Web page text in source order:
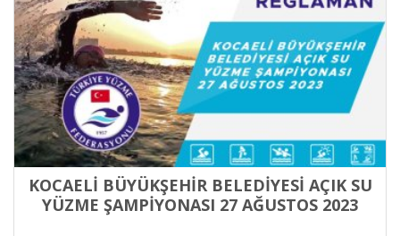
KOCAELİ BÜYÜKŞEHİR BELEDİYESİ AÇIK SU
YÜZME ŞAMPİYONASI 27 AĞUSTOS 2023